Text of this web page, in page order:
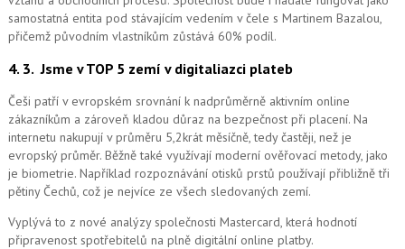
samostatná entita pod stávajícím vedením v čele s Martinem Bazalou,
přičemž původním vlastníkům zůstává 60% podíl.
4. 3.Jsme v TOP 5 zemí v digitaliazci plateb
Češi patří v evropském srovnání k nadprůměrně aktivním online
zákazníkům a zároveň kladou důraz na bezpečnost při placení. Na
internetu nakupují v průměru 5,2krát měsíčně, tedy častěji, než je
evropský průměr. Běžně také využívají moderní ověřovací metody, jako
je biometrie. Například rozpoznávání otisků prstů používají přibližně tři
pětiny Čechů, což je nejvíce ze všech sledovaných zemí.
Vyplývá to z nové analýzy společnosti Mastercard, která hodnotí
připravenost spotřebitelů na plně digitální online platby.